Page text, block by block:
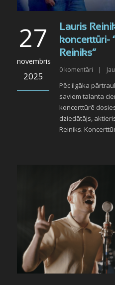
27
novembris
2025
Lauris
koncerttūri-
Reiniks”
0 komentāri |
Pēc ilgāka
saviem talanta
koncerttūrē
dziedātājs,
Reiniks.